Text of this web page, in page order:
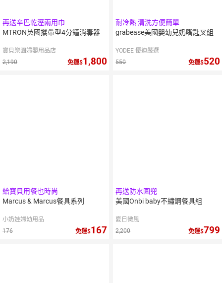
再送辛巴乾溼兩用巾
MTRON英國攜帶型4分鐘消毒器
寶貝樂園婦嬰用品店
2,190
免運 1,800
耐冷熱 清洗方便簡單
grabease美國嬰幼兒奶嘴匙叉組
YODEE 優迪嚴選
550
免運 520
給寶貝用餐也時尚
Marcus & Marcus餐具系列
小奶娃婦幼用品
176
免運 167
再送防水圍兜
美國Onbi baby不繡鋼餐具組
夏日微風
2,200
免運 799